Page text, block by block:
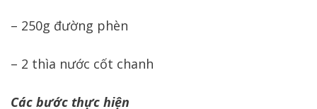
– 250g đường phèn
– 2 thìa nước cốt chanh
Các bước thực hiện